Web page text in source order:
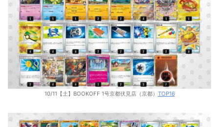
10/11【土】BOOKOFF 1号京都伏見店（京都） TOP16